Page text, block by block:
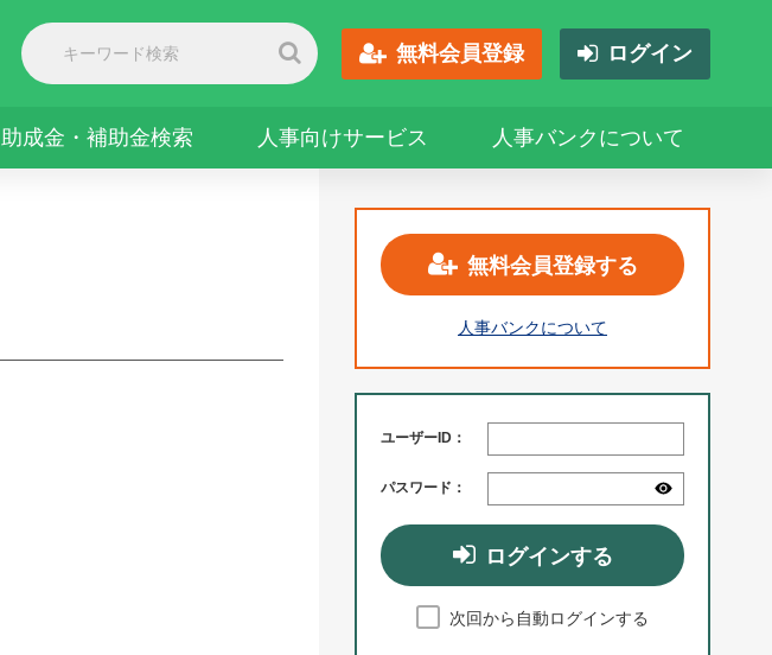
無料会員登録 ログイン
助成金・補助金検索 人事向けサービス 人事バンクについて
無料会員登録する
人事バンクについて
ユーザーID：
パスワード：
ログインする
次回から自動ログインする